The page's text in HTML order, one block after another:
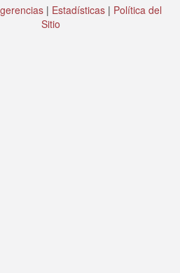
| Estadísticas | Política del
Sitio